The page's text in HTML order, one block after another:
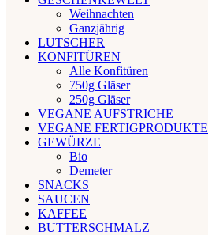
Weihnachten
Ganzjährig
LUTSCHER
KONFITÜREN
Alle Konfitüren
750g Gläser
250g Gläser
VEGANE AUFSTRICHE
VEGANE FERTIGPRODUKTE
GEWÜRZE
Bio
Demeter
SNACKS
SAUCEN
KAFFEE
BUTTERSCHMALZ